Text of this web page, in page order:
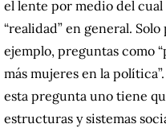
el lente por medio del cual
“realidad” en general.
ejemplo, preguntas como
más mujeres en la
esta pregunta uno tiene
estructuras y sistemas